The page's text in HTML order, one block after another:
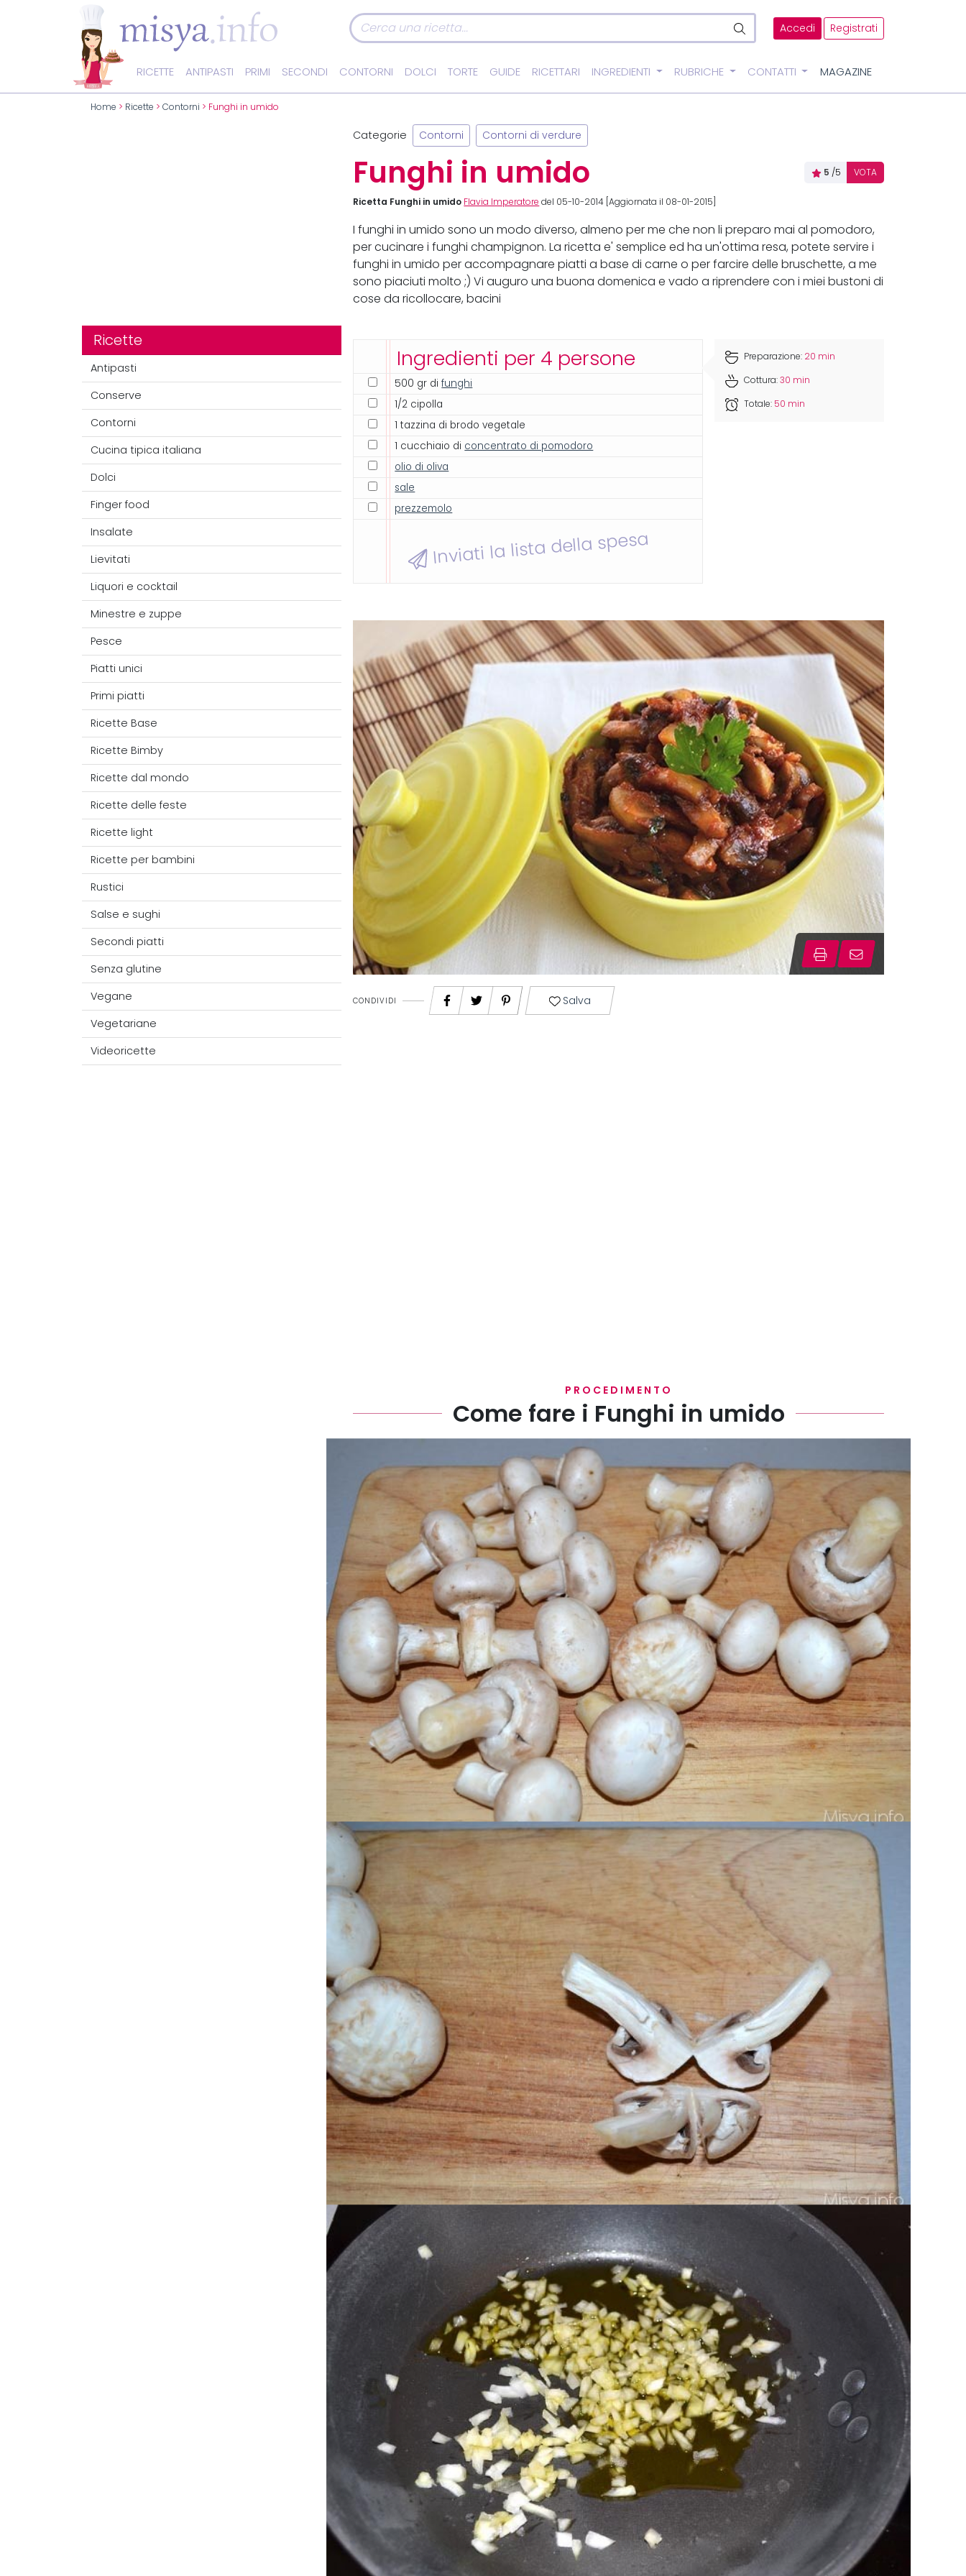
Accedi Registrati
RICETTE ANTIPASTI PRIMI SECONDI CONTORNI DOLCI TORTE GUIDE RICETTARI INGREDIENTI RUBRICHE CONTATTI MAGAZINE
Home > Ricette > Contorni > Funghi in umido
Ricette
Antipasti
Conserve
Contorni
Cucina tipica italiana
Dolci
Finger food
Insalate
Lievitati
Liquori e cocktail
Minestre e zuppe
Pesce
Piatti unici
Primi piatti
Ricette Base
Ricette Bimby
Ricette dal mondo
Ricette delle feste
Ricette light
Ricette per bambini
Rustici
Salse e sughi
Secondi piatti
Senza glutine
Vegane
Vegetariane
Videoricette
Categorie Contorni Contorni di verdure
Funghi in umido 5 /5 VOTA
Ricetta Funghi in umido Flavia Imperatore del 05-10-2014 [Aggiornata il 08-01-2015]
I funghi in umido sono un modo diverso, almeno per me che non li preparo mai al pomodoro,
per cucinare i funghi champignon. La ricetta e' semplice ed ha un'ottima resa, potete servire i
funghi in umido per accompagnare piatti a base di carne o per farcire delle bruschette, a me
sono piaciuti molto ;) Vi auguro una buona domenica e vado a riprendere con i miei bustoni di
cose da ricollocare, bacini
Ingredienti per 4 persone
500 gr difunghi
1/2 cipolla
1 tazzina di brodo vegetale
1 cucchiaio di concentrato di pomodoro
olio di oliva
sale
prezzemolo
Inviati la lista della spesa
Preparazione: 20 min
Cottura:30 min
Totale: 50 min
CONDIVIDI Salva
PROCEDIMENTO
Come fare i Funghi in umido
Pulite i funghi eliminando il gambo terroso
Poi lavateli e asciugateli e tagliateli in 4 parti
Tritate la cipolla e fatela appassire in una padella con l'olio